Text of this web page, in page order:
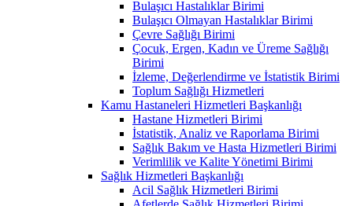
Bulaşıcı Hastalıklar Birimi
Bulaşıcı Olmayan Hastalıklar Birimi
Çevre Sağlığı Birimi
Çocuk, Ergen, Kadın ve Üreme Sağlığı
Birimi
İzleme, Değerlendirme ve İstatistik Birimi
Toplum Sağlığı Hizmetleri
Kamu Hastaneleri Hizmetleri Başkanlığı
Hastane Hizmetleri Birimi
İstatistik, Analiz ve Raporlama Birimi
Sağlık Bakım ve Hasta Hizmetleri Birimi
Verimlilik ve Kalite Yönetimi Birimi
Sağlık Hizmetleri Başkanlığı
Acil Sağlık Hizmetleri Birimi